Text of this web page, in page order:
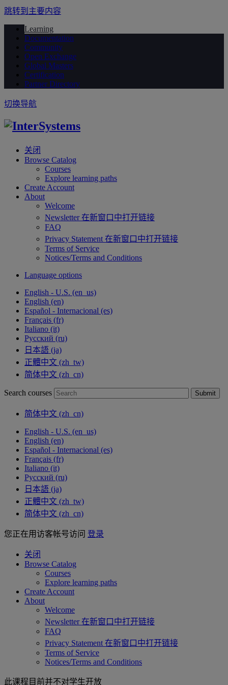
跳转到主要内容
Learning
Documentation
Community
Open Exchange
Global Masters
Certification
Partner Directory
切换导航
关闭
Browse Catalog
Courses
Explore learning paths
Create Account
About
Welcome
Newsletter在新窗口中打开链接
FAQ
Privacy Statement 在新窗口中打开链接
Terms of Service
Notices/Terms and Conditions
Language options
English - U.S. ‎(en_us)‎
English ‎(en)‎
Español - Internacional ‎(es)‎
Français ‎(fr)‎
Italiano ‎(it)‎
Русский ‎(ru)‎
日本語 ‎(ja)‎
正體中文 ‎(zh_tw)‎
简体中文 ‎(zh_cn)‎
Search courses Submit
简体中文 ‎(zh_cn)‎
English - U.S. ‎(en_us)‎
English ‎(en)‎
Español - Internacional ‎(es)‎
Français ‎(fr)‎
Italiano ‎(it)‎
Русский ‎(ru)‎
日本語 ‎(ja)‎
正體中文 ‎(zh_tw)‎
简体中文 ‎(zh_cn)‎
您正在用访客帐号访问 登录
关闭
Browse Catalog
Courses
Explore learning paths
Create Account
About
Welcome
Newsletter在新窗口中打开链接
FAQ
Privacy Statement 在新窗口中打开链接
Terms of Service
Notices/Terms and Conditions
此课程目前并不对学生开放